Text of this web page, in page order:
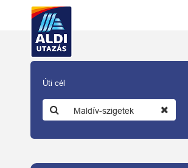
Úti cél